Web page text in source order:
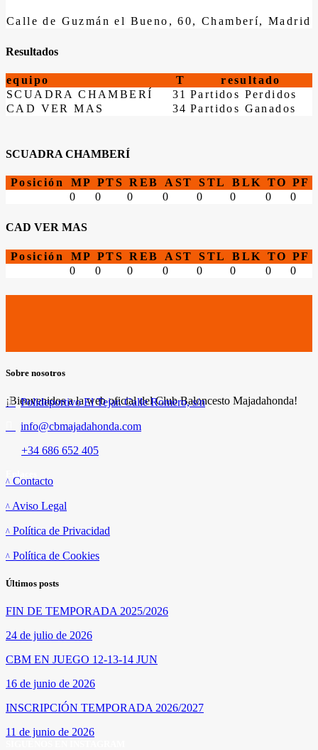
Calle de Guzmán el Bueno, 60, Chamberí, Madrid
Resultados
equipo T
resultado
SCUADRA CHAMBERÍ
31 Partidos Perdidos
CAD VER MAS
34 Partidos Ganados
SCUADRA CHAMBERÍ
Posición MP PTS REB AST STL BLK TO PF
0
0 0 0 0 0 0 0
CAD VER MAS
Posición MP PTS REB AST STL BLK TO PF
0
0 0 0 0 0 0 0
Sobre nosotros
¡Bienvenidos a la web oficial del Club Baloncesto Majadahonda!
Polideportivo El Tejar. Calle Romero, s/n
info@cbmajadahonda.com
+34 686 652 405
Contacto
Aviso Legal
Política de Privacidad
Política de Cookies
Últimos posts
FIN DE TEMPORADA 2025/2026
24 de julio de 2026
CBM EN JUEGO 12-13-14 JUN
16 de junio de 2026
INSCRIPCIÓN TEMPORADA 2026/2027
11 de junio de 2026